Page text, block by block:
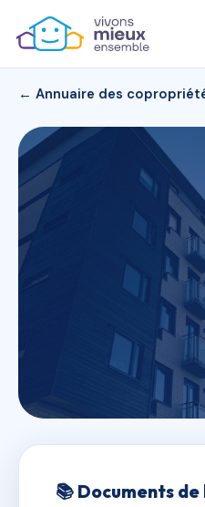
← Annuaire des
KERYLIS
📚 Documents